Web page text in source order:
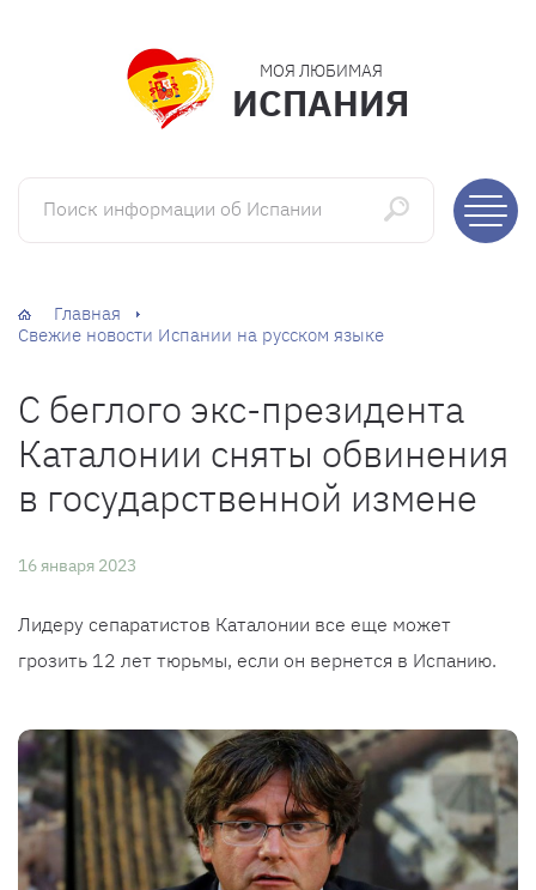
МОЯ ЛЮБИМАЯ
ИСПАНИЯ
Поиск информации об Испании
Главная
Свежие новости Испании на русском языке
С беглого экс-президента
Каталонии сняты обвинения
в государственной измене
16 января 2023
Лидеру сепаратистов Каталонии все еще может
грозить 12 лет тюрьмы, если он вернется в Испанию.